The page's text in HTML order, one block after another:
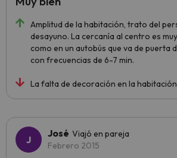
Amplitud de la habitación, trato del
desayuno. La cercanía al centro es
como en un autobús que va de puerta
con frecuencias de 6-7 min.
La falta de decoración en la
José Viajó en pareja
Febrero 2015